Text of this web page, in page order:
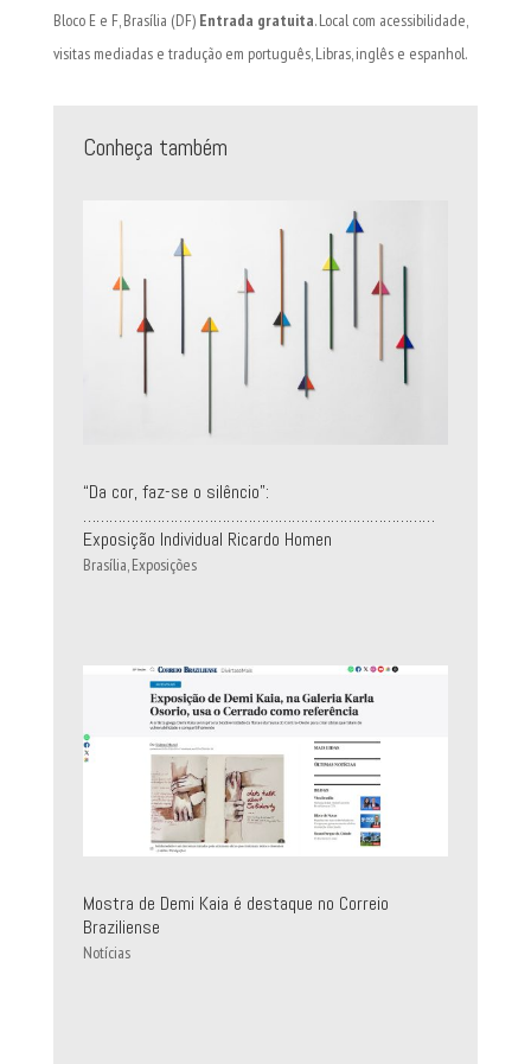
Bloco E e F, Brasília (DF) Entrada gratuita. Local com acessibilidade,
visitas mediadas e tradução em português, Libras, inglês e espanhol.
Conheça também
“Da cor, faz-se o silêncio”:
………………………………………………………………………
Exposição Individual Ricardo Homen
Brasília,Exposições
Mostra de Demi Kaia é destaque no Correio
Braziliense
Notícias